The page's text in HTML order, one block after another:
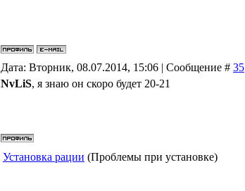
Дата: Вторник, 08.07.2014, 15:06 | Сообщение # 35
NvLiS, я знаю он скоро будет 20-21
Установка рации (Проблемы при установке)